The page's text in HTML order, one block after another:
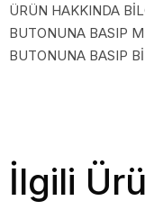
ÜRÜN HAKKINDA
BUTONUNA BASIP
BUTONUNA BASIP
İlgili